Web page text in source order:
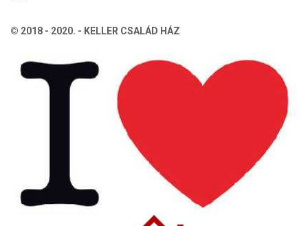
© 2018 - 2020. - KELLER CSALÁD HÁZ